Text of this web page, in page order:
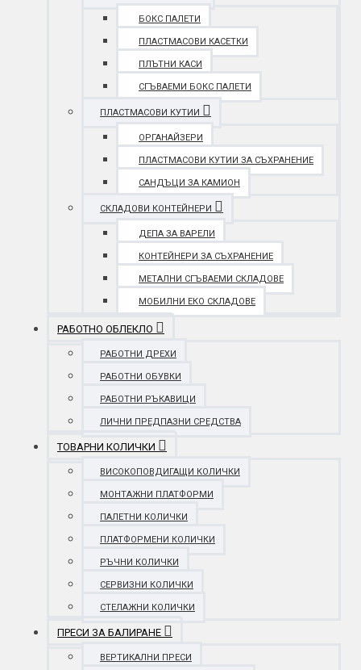
БОКС ПАЛЕТИ
ПЛАСТМАСОВИ КАСЕТКИ
ПЛЪТНИ КАСИ
СГЪВАЕМИ БОКС ПАЛЕТИ
ПЛАСТМАСОВИ КУТИИ
ОРГАНАЙЗЕРИ
ПЛАСТМАСОВИ КУТИИ ЗА СЪХРАНЕНИЕ
САНДЪЦИ ЗА КАМИОН
СКЛАДОВИ КОНТЕЙНЕРИ
ДЕПА ЗА ВАРЕЛИ
КОНТЕЙНЕРИ ЗА СЪХРАНЕНИЕ
МЕТАЛНИ СГЪВАЕМИ СКЛАДОВЕ
МОБИЛНИ ЕКО СКЛАДОВЕ
РАБОТНО ОБЛЕКЛО
РАБОТНИ ДРЕХИ
РАБОТНИ ОБУВКИ
РАБОТНИ РЪКАВИЦИ
ЛИЧНИ ПРЕДПАЗНИ СРЕДСТВА
ТОВАРНИ КОЛИЧКИ
ВИСОКОПОВДИГАЩИ КОЛИЧКИ
МОНТАЖНИ ПЛАТФОРМИ
ПАЛЕТНИ КОЛИЧКИ
ПЛАТФОРМЕНИ КОЛИЧКИ
РЪЧНИ КОЛИЧКИ
СЕРВИЗНИ КОЛИЧКИ
СТЕЛАЖНИ КОЛИЧКИ
ПРЕСИ ЗА БАЛИРАНЕ
ВЕРТИКАЛНИ ПРЕСИ